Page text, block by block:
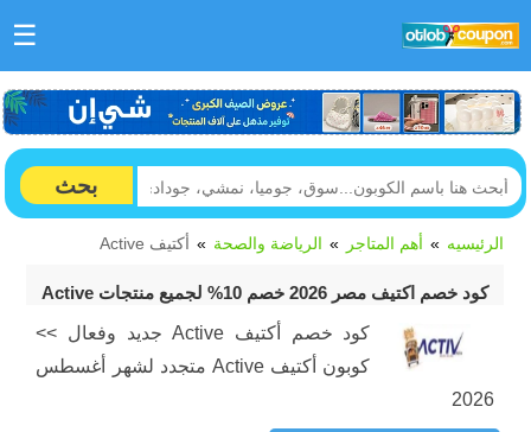
☰
بحث
الرئيسيه أهم المتاجر الرياضة والصحة أكتيف Active
كود خصم اكتيف مصر 2026 خصم 10% لجميع منتجات Active
كود خصم أكتيف Active جديد وفعال >>
كوبون أكتيف Active متجدد لشهر أغسطس
2026